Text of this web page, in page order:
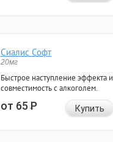
Сиалис Софт
20мг
Быстрое наступление эффекта и
совместимость с алкоголем.
от 65Р Купить